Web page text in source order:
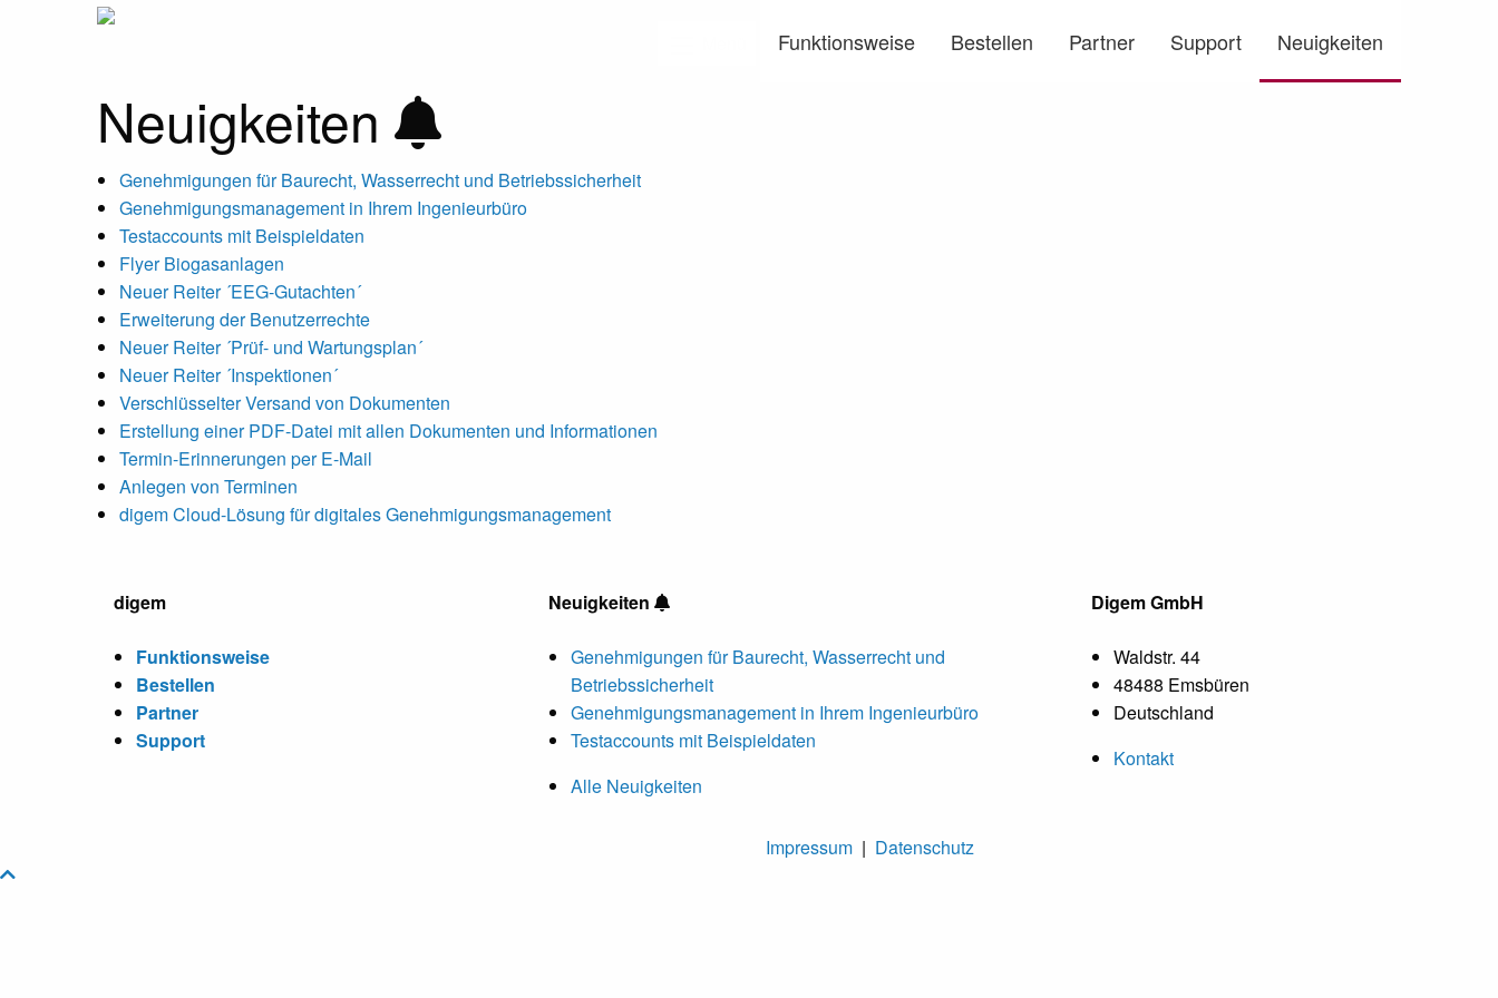
Funktionsweise Bestellen Partner Support Neuigkeiten
Neuigkeiten
Genehmigungen für Baurecht, Wasserrecht und Betriebssicherheit
Genehmigungsmanagement in Ihrem Ingenieurbüro
Testaccounts mit Beispieldaten
Flyer Biogasanlagen
Neuer Reiter ´EEG-Gutachten´
Erweiterung der Benutzerrechte
Neuer Reiter ´Prüf- und Wartungsplan´
Neuer Reiter ´Inspektionen´
Verschlüsselter Versand von Dokumenten
Erstellung einer PDF-Datei mit allen Dokumenten und Informationen
Termin-Erinnerungen per E-Mail
Anlegen von Terminen
digem Cloud-Lösung für digitales Genehmigungsmanagement
digem
Funktionsweise
Bestellen
Partner
Support
Neuigkeiten
Genehmigungen für Baurecht, Wasserrecht und
Betriebssicherheit
Genehmigungsmanagement in Ihrem Ingenieurbüro
Testaccounts mit Beispieldaten
Alle Neuigkeiten
Digem GmbH
Waldstr. 44
48488 Emsbüren
Deutschland
Kontakt
Impressum | Datenschutz